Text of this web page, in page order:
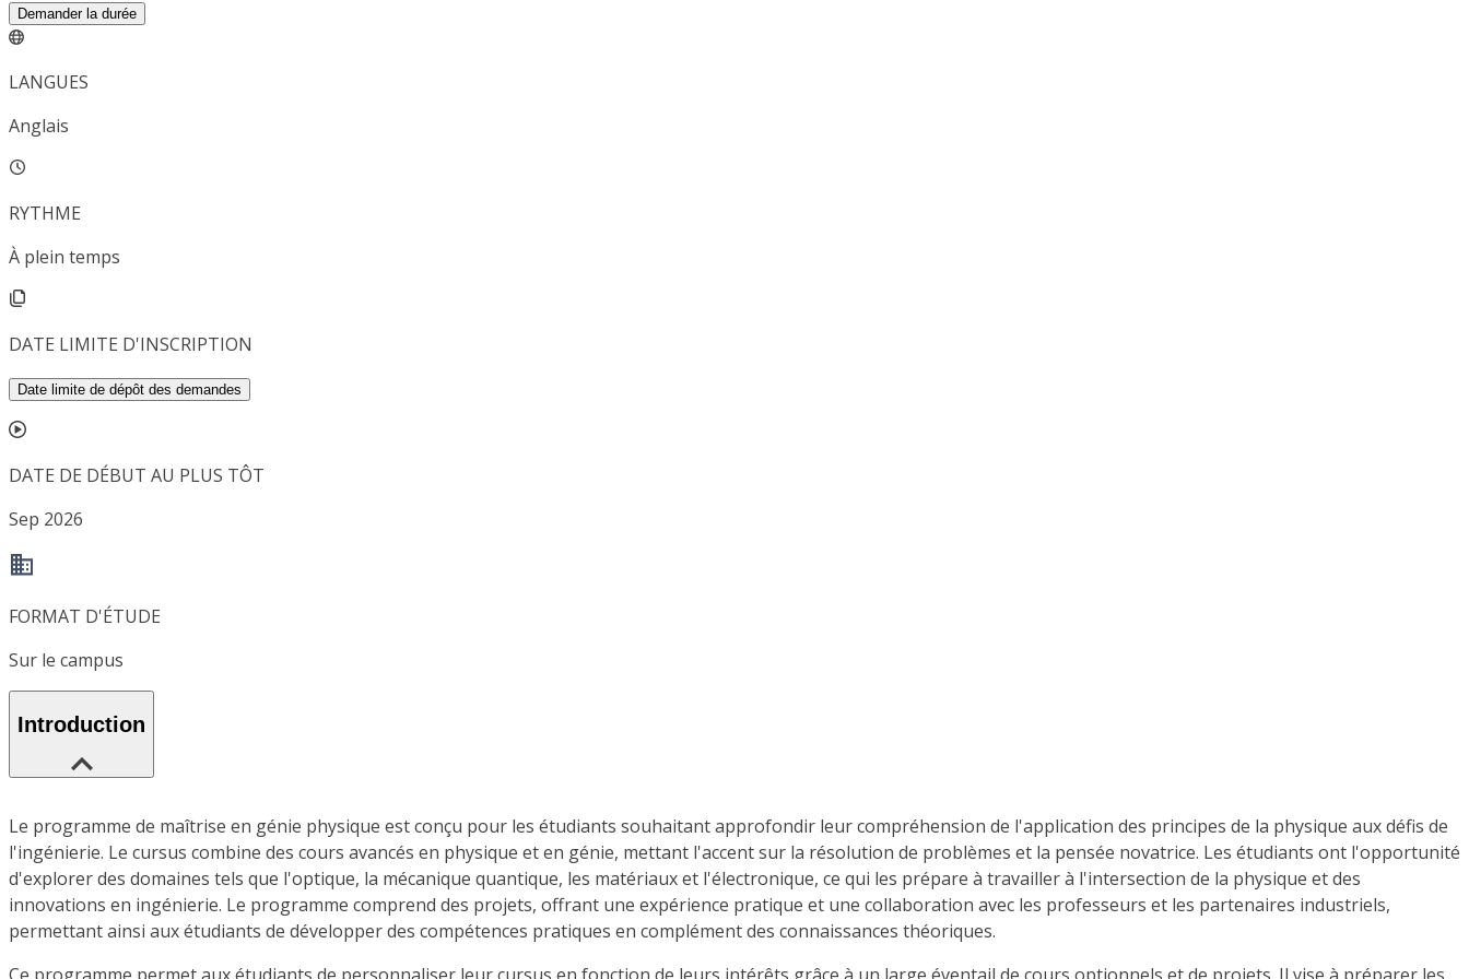
Demander la durée
LANGUES
Anglais
RYTHME
À plein temps
DATE LIMITE D'INSCRIPTION
Date limite de dépôt des demandes
DATE DE DÉBUT AU PLUS TÔT
Sep 2026
FORMAT D'ÉTUDE
Sur le campus
Introduction
Le programme de maîtrise en génie physique est conçu pour les étudiants souhaitant approfondir leur compréhension de l'application des principes de la physique aux défis de
l'ingénierie. Le cursus combine des cours avancés en physique et en génie, mettant l'accent sur la résolution de problèmes et la pensée novatrice. Les étudiants ont l'opportunité
d'explorer des domaines tels que l'optique, la mécanique quantique, les matériaux et l'électronique, ce qui les prépare à travailler à l'intersection de la physique et des
innovations en ingénierie. Le programme comprend des projets, offrant une expérience pratique et une collaboration avec les professeurs et les partenaires industriels,
permettant ainsi aux étudiants de développer des compétences pratiques en complément des connaissances théoriques.